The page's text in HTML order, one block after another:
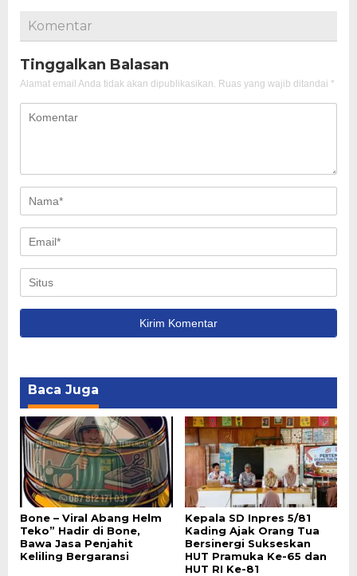
Komentar
Tinggalkan Balasan
Alamat email Anda tidak akan dipublikasikan. Ruas yang wajib ditandai *
Baca Juga
Bone – Viral Abang Helm
Teko” Hadir di Bone,
Bawa Jasa Penjahit
Keliling Bergaransi
Kepala SD Inpres 5/81
Kading Ajak Orang Tua
Bersinergi Sukseskan
HUT Pramuka Ke-65 dan
HUT RI Ke-81